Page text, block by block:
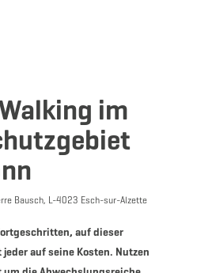
im
Bausch, L-4023 Esch-sur-Alzette
auf dieser
auf seine Kosten. Nutzen